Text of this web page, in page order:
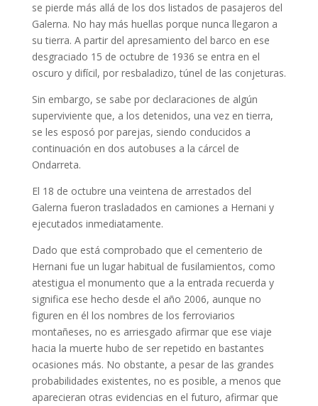
se pierde más allá de los dos listados de pasajeros del
Galerna. No hay más huellas porque nunca llegaron a
su tierra. A partir del apresamiento del barco en ese
desgraciado 15 de octubre de 1936 se entra en el
oscuro y difícil, por resbaladizo, túnel de las conjeturas.
Sin embargo, se sabe por declaraciones de algún
superviviente que, a los detenidos, una vez en tierra,
se les esposó por parejas, siendo conducidos a
continuación en dos autobuses a la cárcel de
Ondarreta.
El 18 de octubre una veintena de arrestados del
Galerna fueron trasladados en camiones a Hernani y
ejecutados inmediatamente.
Dado que está comprobado que el cementerio de
Hernani fue un lugar habitual de fusilamientos, como
atestigua el monumento que a la entrada recuerda y
significa ese hecho desde el año 2006, aunque no
figuren en él los nombres de los ferroviarios
montañeses, no es arriesgado afirmar que ese viaje
hacia la muerte hubo de ser repetido en bastantes
ocasiones más. No obstante, a pesar de las grandes
probabilidades existentes, no es posible, a menos que
aparecieran otras evidencias en el futuro, afirmar que